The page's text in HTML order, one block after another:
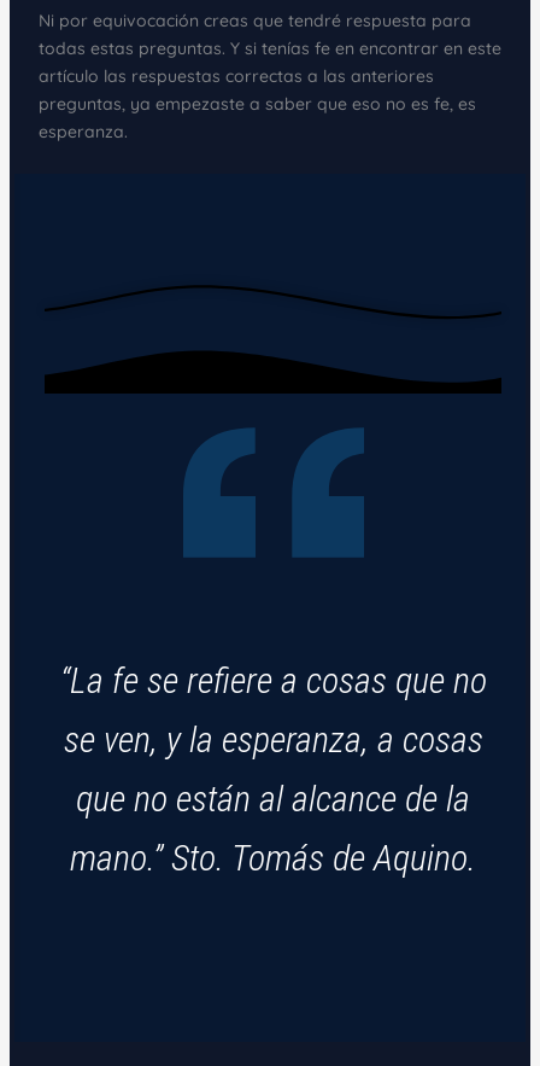
Ni por equivocación creas que tendré respuesta para
todas estas preguntas. Y si tenías fe en encontrar en este
artículo las respuestas correctas a las anteriores
preguntas, ya empezaste a saber que eso no es fe, es
esperanza.
“La fe se refiere a cosas que no
se ven, y la esperanza, a cosas
que no están al alcance de la
mano.” Sto. Tomás de Aquino.